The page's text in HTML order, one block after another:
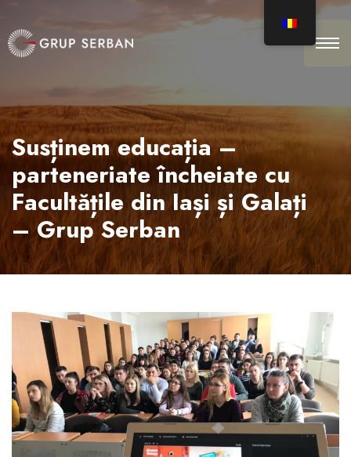
Susținem educația –
parteneriate încheiate cu
Facultățile din Iași și Galați
– Grup Serban